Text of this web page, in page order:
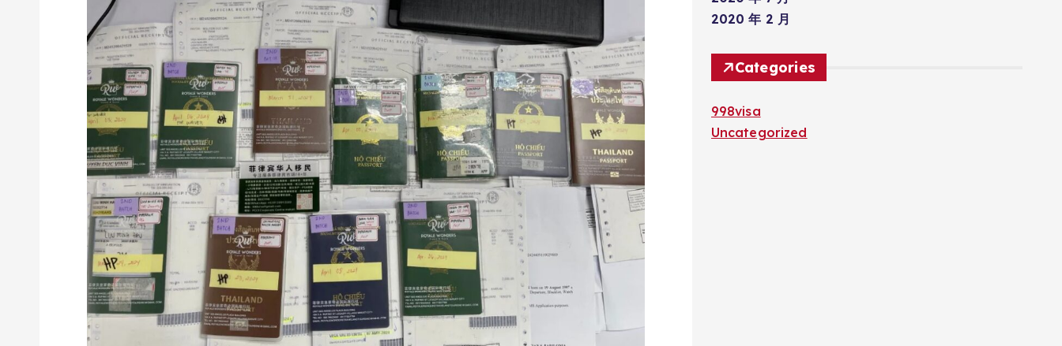
2020 年 2 月
Categories
998visa
Uncategorized